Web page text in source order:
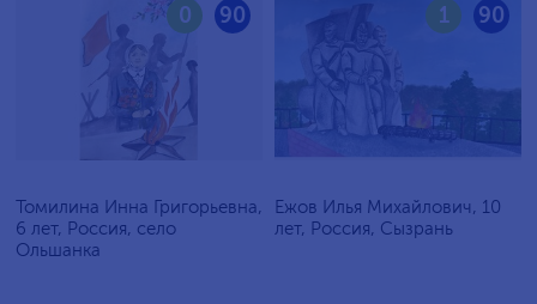
90
0
Томилина Инна Григорьевна,
6 лет, Россия, село
Ольшанка
90
1
Ежов Илья Михайлович, 10
лет, Россия, Сызрань